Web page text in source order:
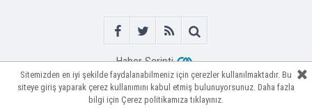
Haber Scripti
Sitemizden en iyi şekilde faydalanabilmeniz için çerezler kullanılmaktadır. Bu
siteye giriş yaparak çerez kullanımını kabul etmiş bulunuyorsunuz. Daha fazla
bilgi için Çerez politikamıza tıklayınız.
Sitemizden en iyi şekilde faydalanabilmeniz için çerezler kullanılmaktadır. Bu
siteye giriş yaparak çerez kullanımını kabul etmiş bulunuyorsunuz. Daha fazla
bilgi için Çerez politikamıza tıklayınız.